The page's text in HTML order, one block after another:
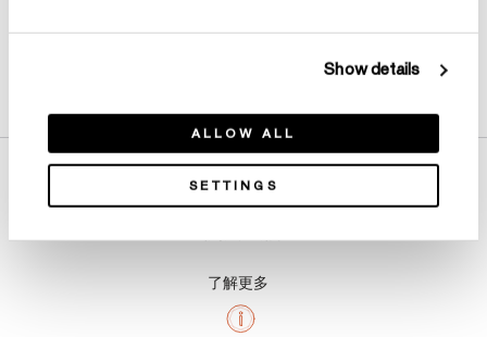
Show details
ALLOW ALL
SETTINGS
了解更多